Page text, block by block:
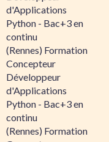
d'Applications
Python - Bac+3 en
continu
(Rennes) Formation
Concepteur
Développeur
d'Applications
Python - Bac+3 en
continu
(Rennes) Formation